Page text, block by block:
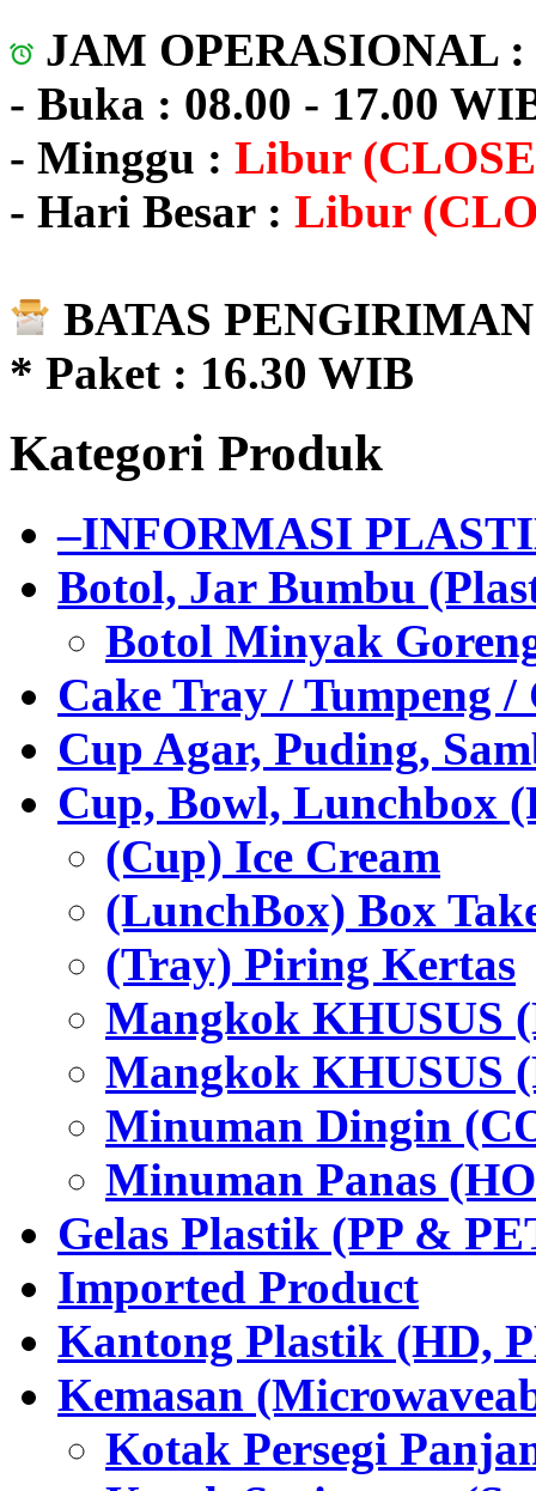
JAM OPERASIONAL :
- Buka : 08.00 - 17.00
- Minggu : Libur
- Hari Besar : Libur
BATAS
* Paket : 16.30 WIB
Kategori Produk
–INFORMASI
Botol, Jar Bumbu
Botol Minyak
Cake Tray / Tumpeng /
Cup Agar, Puding,
Cup, Bowl, Lunchbox
(Cup) Ice Cream
(LunchBox) Box
(Tray) Piring Kertas
Mangkok KHUSUS
Mangkok KHUSUS
Minuman Dingin
Minuman Panas
Gelas Plastik (PP &
Imported Product
Kantong Plastik (HD,
Kemasan
Kotak Persegi